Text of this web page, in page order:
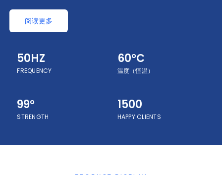
阅读更多
50HZ
FREQUENCY
60°C
温度（恒温）
99°
STRENGTH
1500
HAPPY CLIENTS